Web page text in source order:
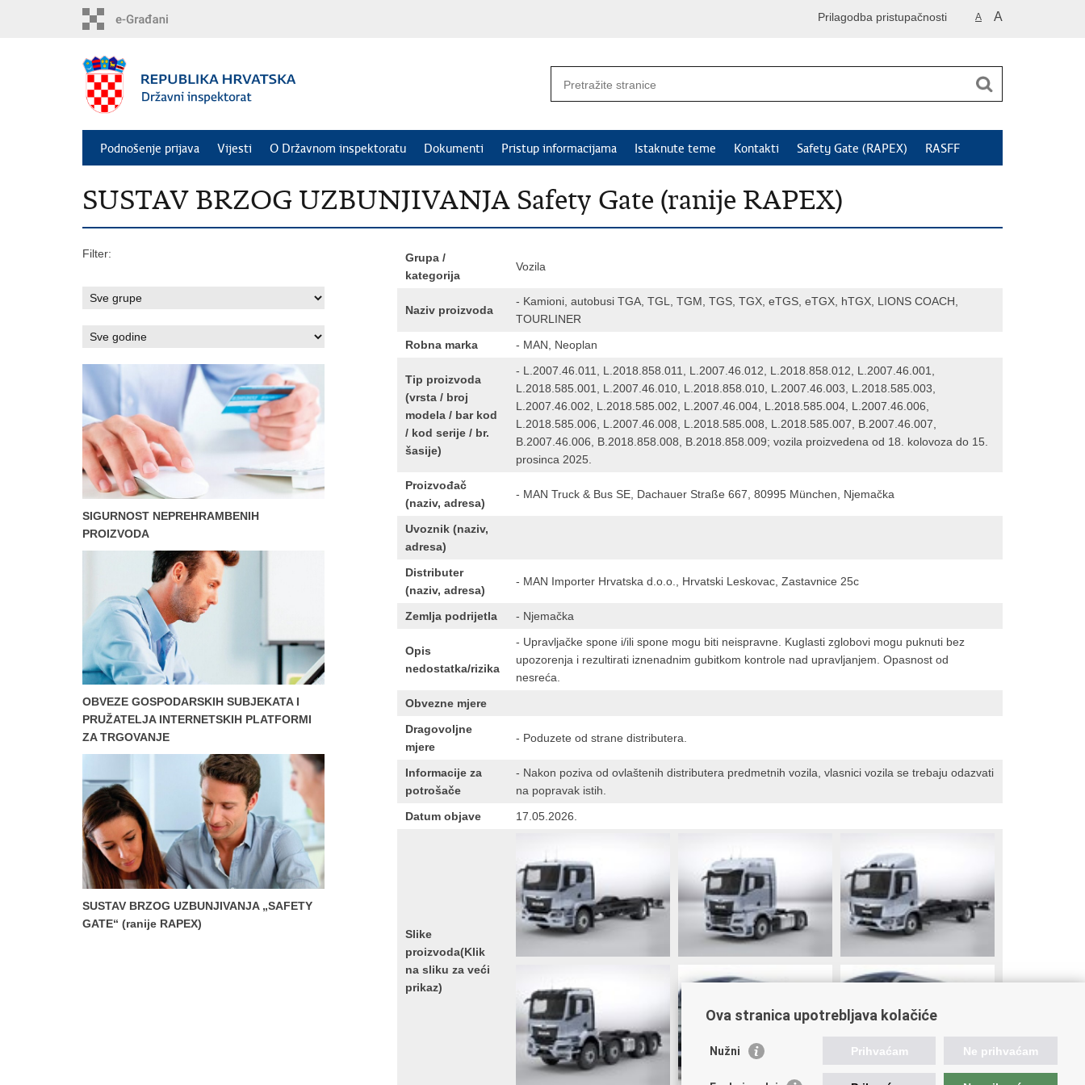
A A
Prilagodba pristupačnosti
Podnošenje prijava Vijesti O Državnom inspektoratu Dokumenti Pristup informacijama Istaknute teme Kontakti Safety Gate (RAPEX) RASFF
SUSTAV BRZOG UZBUNJIVANJA Safety Gate (ranije RAPEX)
Filter:
SIGURNOST NEPREHRAMBENIH
PROIZVODA
OBVEZE GOSPODARSKIH SUBJEKATA I
PRUŽATELJA INTERNETSKIH PLATFORMI
ZA TRGOVANJE
SUSTAV BRZOG UZBUNJIVANJA „SAFETY
GATE“ (ranije RAPEX)
Grupa /
kategorija
Vozila
Naziv proizvoda
- Kamioni, autobusi TGA, TGL, TGM, TGS, TGX, eTGS, eTGX, hTGX, LIONS COACH,
TOURLINER
Robna marka
- MAN, Neoplan
Tip proizvoda
(vrsta / broj
modela / bar kod
/ kod serije / br.
šasije)
- L.2007.46.011, L.2018.858.011, L.2007.46.012, L.2018.858.012, L.2007.46.001,
L.2018.585.001, L.2007.46.010, L.2018.858.010, L.2007.46.003, L.2018.585.003,
L.2007.46.002, L.2018.585.002, L.2007.46.004, L.2018.585.004, L.2007.46.006,
L.2018.585.006, L.2007.46.008, L.2018.585.008, L.2018.585.007, B.2007.46.007,
B.2007.46.006, B.2018.858.008, B.2018.858.009; vozila proizvedena od 18. kolovoza do 15.
prosinca 2025.
Proizvođač
(naziv, adresa)
- MAN Truck & Bus SE, Dachauer Straße 667, 80995 München, Njemačka
Uvoznik (naziv,
adresa)
Distributer
(naziv, adresa)
- MAN Importer Hrvatska d.o.o., Hrvatski Leskovac, Zastavnice 25c
Zemlja podrijetla - Njemačka
Opis
nedostatka/rizika
- Upravljačke spone i/ili spone mogu biti neispravne. Kuglasti zglobovi mogu puknuti bez
upozorenja i rezultirati iznenadnim gubitkom kontrole nad upravljanjem. Opasnost od
nesreća.
Obvezne mjere
Dragovoljne
mjere
- Poduzete od strane distributera.
Informacije za
potrošače
- Nakon poziva od ovlaštenih distributera predmetnih vozila, vlasnici vozila se trebaju odazvati
na popravak istih.
Datum objave
17.05.2026.
Slike
proizvoda(Klik
na sliku za veći
prikaz)
Ova stranica upotrebljava kolačiće
Nužni Prihvaćam Ne prihvaćam